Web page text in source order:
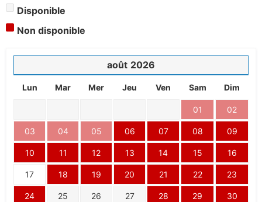
Disponible
Non disponible
août 2026
Lun Mar Mer Jeu Ven Sam Dim
01 02
03 04 05 06 07 08 09
10 11 12 13 14 15 16
17 18 19 20 21 22 23
24 25 26 27 28 29 30